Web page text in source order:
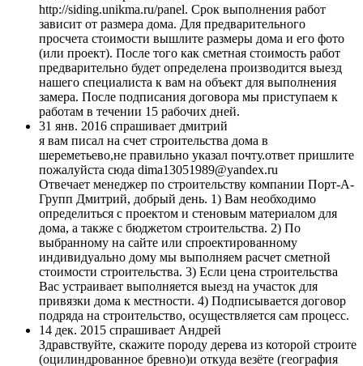
http://siding.unikma.ru/panel. Срок выполнения работ
зависит от размера дома. Для предварительного
просчета стоимости вышлите размеры дома и его фото
(или проект). После того как сметная стоимость работ
предварительно будет определена производится выезд
нашего специалиста к вам на объект для выполнения
замера. После подписания договора мы приступаем к
работам в течении 15 рабочих дней.
31 янв. 2016 спрашивает дмитрий
я вам писал на счет строительства дома в
шереметьево,не правильно указал почту.ответ пришлите
пожалуйста сюда dima13051989@yandex.ru
Отвечает менеджер по строительству компании Порт-А-
Групп Дмитрий, добрый день. 1) Вам необходимо
определиться с проектом и стеновым материалом для
дома, а также с бюджетом строительства. 2) По
выбранному на сайте или спроектированному
индивидуально дому мы выполняем расчет сметной
стоимости строительства. 3) Если цена строительства
Вас устраивает выполняется выезд на участок для
привязки дома к местности. 4) Подписывается договор
подряда на строительство, осуществляется сам процесс.
14 дек. 2015 спрашивает Андрей
Здравствуйте, скажите породу дерева из которой строите
(оцилиндрованное бревно)и откуда везёте (география